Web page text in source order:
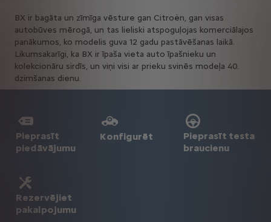
BX ir bagāta un zīmīga vēsture gan Citroën, gan visas
autobūves mērogā, un tas lieliski atspoguļojas komerciālajos
panākumos, ko modelis guva 12 gadu pastāvēšanas laikā.
Likumsakarīgi, ka BX ir īpaša vieta auto īpašnieku un
kolekcionāru sirdīs, un viņi visi ar prieku svinēs modeļa 40.
dzimšanas dienu.
Pieprasīt
piedāvājumu
Konfigurēt
Pieprasīt testa
braucienu
Rezervējiet
pakalpojumu